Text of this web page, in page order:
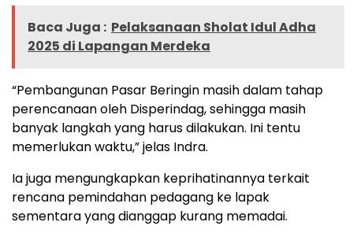
Baca Juga : Pelaksanaan Sholat Idul Adha
2025 di Lapangan Merdeka
“Pembangunan Pasar Beringin masih dalam tahap
perencanaan oleh Disperindag, sehingga masih
banyak langkah yang harus dilakukan. Ini tentu
memerlukan waktu,” jelas Indra.
Ia juga mengungkapkan keprihatinannya terkait
rencana pemindahan pedagang ke lapak
sementara yang dianggap kurang memadai.